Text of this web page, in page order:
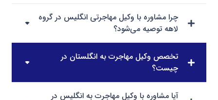
چرا مشاوره با وکیل مهاجرتی انگلیس در گروه
لاهه توصیه می‌شود؟
تخصص وکیل مهاجرت به انگلستان در
چیست؟
آیا مشاوره با وکیل مهاجرت به انگلیس در